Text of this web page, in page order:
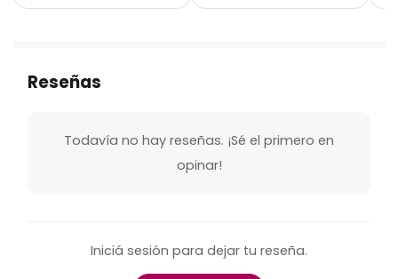
Reseñas
Todavía no hay reseñas. ¡Sé el primero en
opinar!
Iniciá sesión para dejar tu reseña.